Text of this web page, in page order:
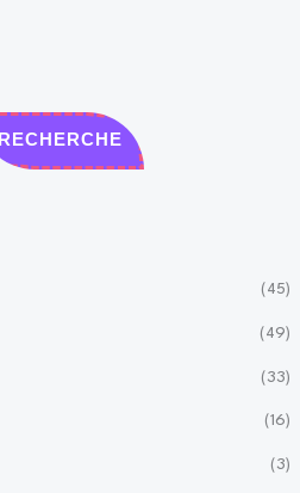
RECHERCHE
(45)
(49)
(33)
(16)
(3)